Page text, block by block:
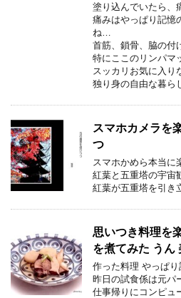
塗り込んでいたら、
痛みはやっぱり記憶
ね…
首筋、鎖骨、脇の付
特にここのリンパマ
スッカリお気に入り
独り身の自由な暮ら
スマホカメラを
つ
スマホかめら本当に
紅葉と五重塔の宇宙
紅葉が五重塔を引き
思いつき料理を
を煮てみた うん
作った料理 やっぱ
昨日の試食係は元パ
仕事帰りにコンピュ